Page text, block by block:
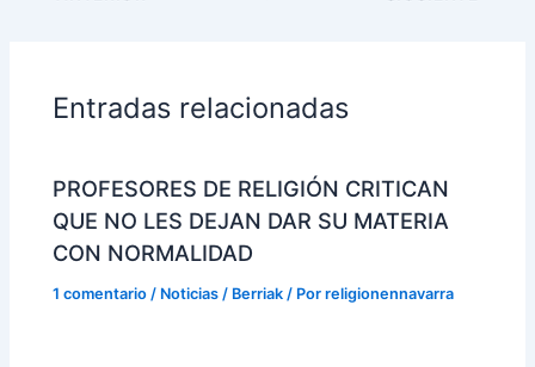
Entradas relacionadas
PROFESORES DE RELIGIÓN CRITICAN
QUE NO LES DEJAN DAR SU MATERIA
CON NORMALIDAD
1 comentario / Noticias / Berriak / Porreligionennavarra